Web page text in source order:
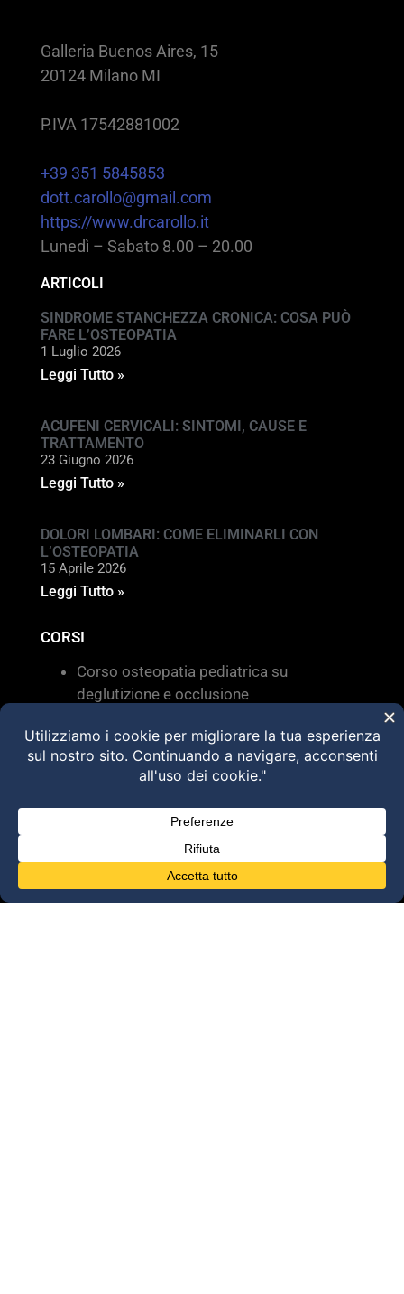
Galleria Buenos Aires, 15
20124 Milano MI
P.IVA 17542881002
+39 351 5845853
dott.carollo@gmail.com
https://www.drcarollo.it
Lunedì – Sabato 8.00 – 20.00
ARTICOLI
SINDROME STANCHEZZA CRONICA: COSA PUÒ
FARE L’OSTEOPATIA
1 Luglio 2026
Leggi Tutto »
ACUFENI CERVICALI: SINTOMI, CAUSE E
TRATTAMENTO
23 Giugno 2026
Leggi Tutto »
DOLORI LOMBARI: COME ELIMINARLI CON
L’OSTEOPATIA
15 Aprile 2026
Leggi Tutto »
CORSI
Corso osteopatia pediatrica su
deglutizione e occlusione
disfunzioni dei sistemi di movimento –
Torino 28 MARZO 2026
HVLA – Moduli Clinici – 2026
@2025 Dott. Alessandro Carollo – All rights